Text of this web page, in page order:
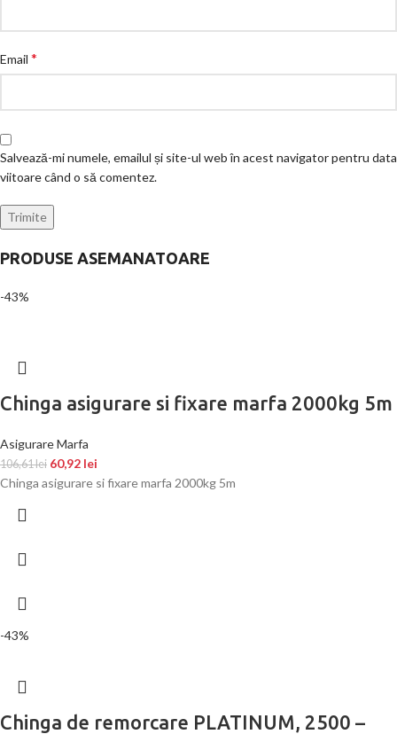
Email *
Salvează-mi numele, emailul și site-ul web în acest navigator pentru data
viitoare când o să comentez.
PRODUSE ASEMANATOARE
-43%
Chinga asigurare si fixare marfa 2000kg 5m
Asigurare Marfa
106,61lei 60,92 lei
Chinga asigurare si fixare marfa 2000kg 5m
-43%
Chinga de remorcare PLATINUM, 2500 –